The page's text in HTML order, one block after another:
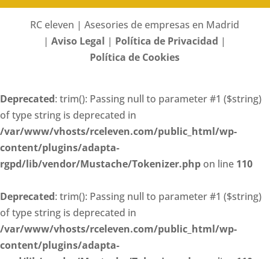
RC eleven | Asesories de empresas en Madrid
|Aviso Legal | Política de Privacidad |
Política de Cookies
Deprecated: trim(): Passing null to parameter #1 ($string)
of type string is deprecated in
/var/www/vhosts/rceleven.com/public_html/wp-
content/plugins/adapta-
rgpd/lib/vendor/Mustache/Tokenizer.php on line 110
Deprecated: trim(): Passing null to parameter #1 ($string)
of type string is deprecated in
/var/www/vhosts/rceleven.com/public_html/wp-
content/plugins/adapta-